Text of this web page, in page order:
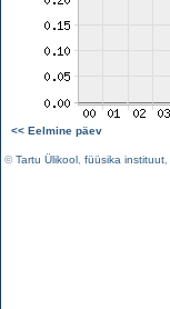
<< Eelmine päev
©Tartu Ülikool füüsika instituut